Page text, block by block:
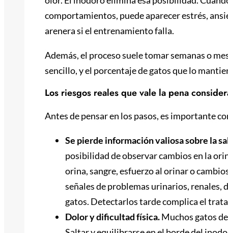
comportamientos, puede aparecer estrés,
arenera si el entrenamiento falla.
Además, el proceso suele tomar semanas o
sencillo, y el porcentaje de gatos que lo
Los riesgos reales que vale la pena
Antes de pensar en los pasos, es importante
Se pierde información valiosa sobre la
posibilidad de observar cambios en la
orina, sangre, esfuerzo al orinar o
señales de problemas urinarios,
gatos. Detectarlos tarde complica el
Dolor y dificultad física.Muchos gatos